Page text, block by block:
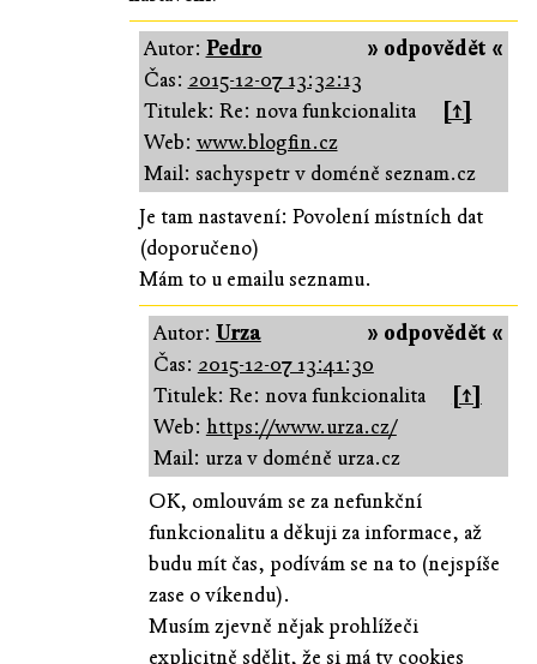
» odpovědět «
Autor: Pedro
Čas: 2015-12-07 13:32:13
Titulek: Re: nova funkcionalita
[↑]
Web: www.blogfin.cz
Mail: sachyspetr v doméně seznam.cz
Je tam nastavení: Povolení místních dat
(doporučeno)
Mám to u emailu seznamu.
» odpovědět «
Autor: Urza
Čas: 2015-12-07 13:41:30
Titulek: Re: nova funkcionalita
[↑]
Web: https://www.urza.cz/
Mail: urza v doméně urza.cz
OK, omlouvám se za nefunkční
funkcionalitu a děkuji za informace, až
budu mít čas, podívám se na to (nejspíše
zase o víkendu).
Musím zjevně nějak prohlížeči
explicitně sdělit, že si má ty cookies